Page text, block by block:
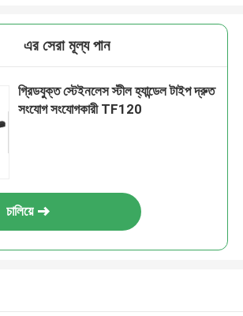
এর সেরা মূল্য পান
গ্রিডযুক্ত স্টেইনলেস স্টীল হ্যান্ডেল টাইপ দ্রুত
সংযোগ সংযোগকারী TF120
চালিয়ে